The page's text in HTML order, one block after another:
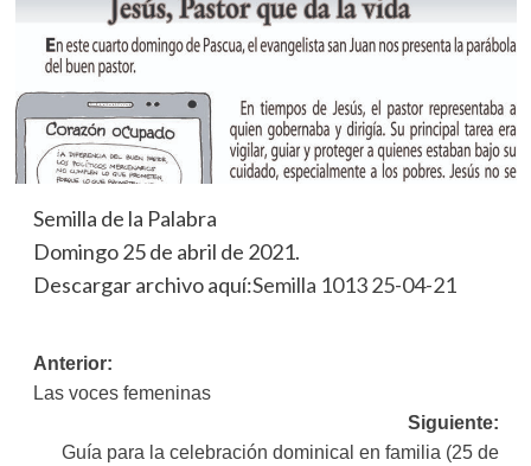
Semilla de la Palabra
Domingo 25 de abril de 2021.
Descargar archivo aquí:Semilla 1013 25-04-21
Navegación
de
entradas
Anterior:
Las voces femeninas
Siguiente:
Guía para la celebración dominical en familia (25 de